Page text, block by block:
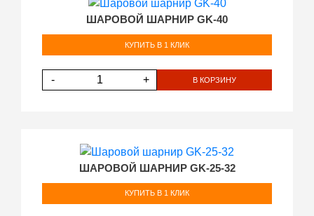
ШАРОВОЙ ШАРНИР GK-40
КУПИТЬ В 1 КЛИК
- + В КОРЗИНУ
ШАРОВОЙ ШАРНИР GK-25-32
КУПИТЬ В 1 КЛИК